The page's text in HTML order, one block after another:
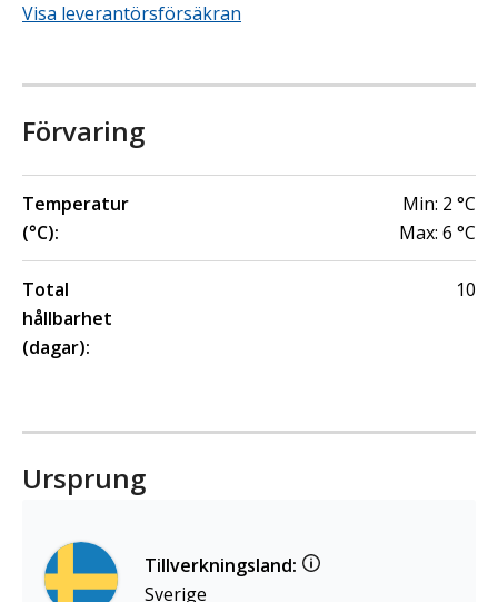
Visa leverantörsförsäkran
Förvaring
Temperatur
(°C):
Min: 2 °C
Max: 6 °C
Total
hållbarhet
(dagar):
10
Ursprung
Tillverkningsland:
Sverige